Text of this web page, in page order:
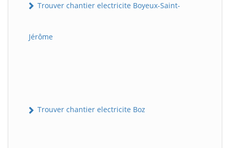
Trouver chantier electricite Boyeux-Saint-
Jérôme
Trouver chantier electricite Boz